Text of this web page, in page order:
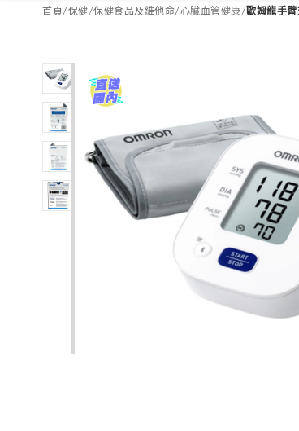
首頁/保健/保健食品及維他命/心臟血管健康/歐姆龍手